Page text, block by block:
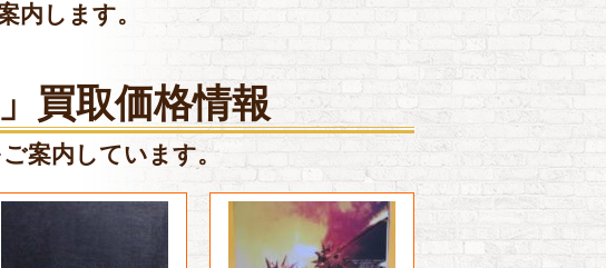
内します。
買取価格情報
案内しています。